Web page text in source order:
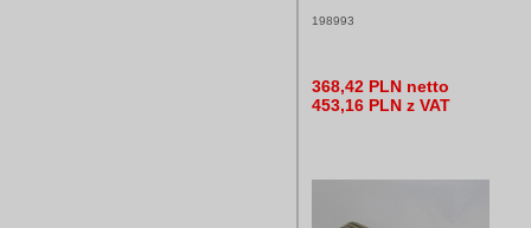
198993
368,42 PLN netto
453,16 PLN z VAT